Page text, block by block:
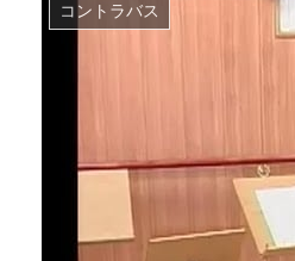
コントラバス